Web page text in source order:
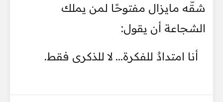
شقّه مايزال مفتوحًا لمن يملك
الشجاعة أن يقول:
أنا امتدادٌ للفكرة... لا للذكرى فقط.